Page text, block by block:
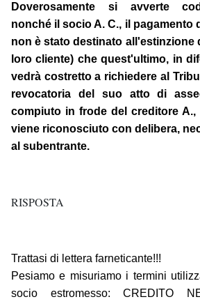
Doverosamente si avverte
nonché il socio A. C., il pagamento
non è stato destinato all'estinzione
loro cliente) che quest'ultimo, in
vedrà costretto a richiedere al
revocatoria del suo atto di
compiuto in frode del creditore
viene riconosciuto con delibera,
al subentrante.
RISPOSTA
Trattasi di lettera farneticante!!!
Pesiamo e misuriamo i termini
socio estromesso: CREDITO